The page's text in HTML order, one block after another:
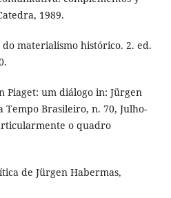
1989.
do materialismo histórico. 2. ed.
Piaget: um diálogo in: Jürgen
Tempo Brasileiro, n. 70, Julho-
o quadro
de Jürgen Habermas,